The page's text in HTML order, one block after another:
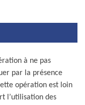
à ne pas
par la présence
opération est loin
l’utilisation des